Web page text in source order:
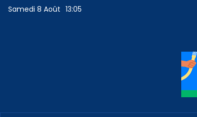
Samedi 8 Août 13:05